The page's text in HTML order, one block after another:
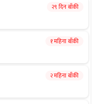
२९ दिन बाँकी
१ महिना बाँकी
२ महिना बाँकी